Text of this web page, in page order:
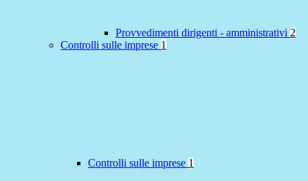
Provvedimenti dirigenti - amministrativi 2
Controlli sulle imprese 1
Controlli sulle imprese 1